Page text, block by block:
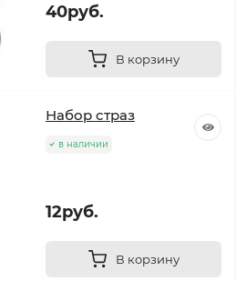
40руб.
В корзину
Набор страз
в наличии
12руб.
В корзину